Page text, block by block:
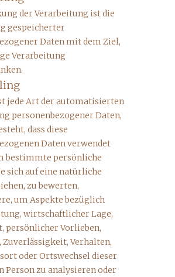
der Verarbeitung ist die
gespeicherter
Daten mit dem Ziel,
Verarbeitung
jede Art der automatisierten
personenbezogener Daten,
dass diese
Daten verwendet
bestimmte persönliche
sich auf eine natürliche
zu bewerten,
um Aspekte bezüglich
wirtschaftlicher Lage,
persönlicher Vorlieben,
Zuverlässigkeit, Verhalten,
oder Ortswechsel dieser
Person zu analysieren oder